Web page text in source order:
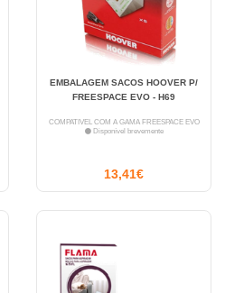
EMBALAGEM SACOS HOOVER P/
FREESPACE EVO - H69
COMPATÍVEL COM A GAMA FREESPACE EVO
Disponível brevemente
13,41€